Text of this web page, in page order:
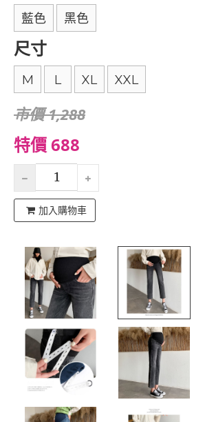
藍色 黑色
尺寸
M L XL XXL
市價 1,288
特價 688
加入購物車